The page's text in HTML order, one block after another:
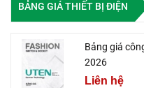
BẢNG GIÁ THIẾT BỊ ĐIỆN
Bảng giá
2026
Liên hệ